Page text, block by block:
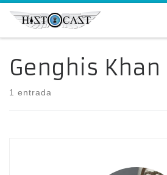
Saltar al contenido
Genghis Khan
1 entrada